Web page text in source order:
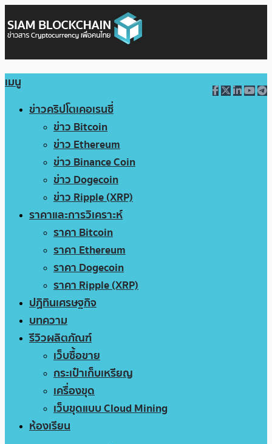
เมนู
ข่าวคริปโตเคอเรนซี่
ข่าว Bitcoin
ข่าว Ethereum
ข่าว Binance Coin
ข่าว Dogecoin
ข่าว Ripple (XRP)
ราคาและการวิเคราะห์
ราคา Bitcoin
ราคา Ethereum
ราคา Dogecoin
ราคา Ripple (XRP)
ปฏิทินเศรษฐกิจ
บทความ
รีวิวผลิตภัณฑ์
เว็บซื้อขาย
กระเป๋าเก็บเหรียญ
เครื่องขุด
เว็บขุดแบบ Cloud Mining
ห้องเรียน